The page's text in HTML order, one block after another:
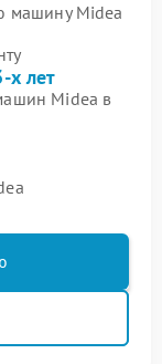
машину Midea
х лет
Midea в